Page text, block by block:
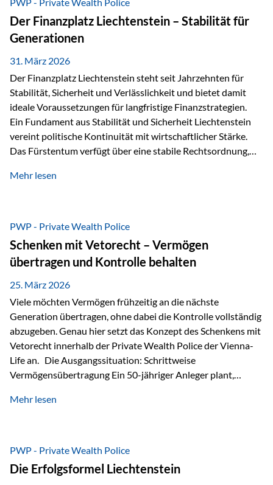
heißt das:Diese Gelder gehören im Konkursfall nicht zur
allgemeinen Konkursmasse, sondern werden ausschließlich
zur Erfüllung…
Der Finanzplatz Liechtenstein – Stabilität für
Generationen
31. März 2026
Der Finanzplatz Liechtenstein steht seit Jahrzehnten für
Stabilität, Sicherheit und Verlässlichkeit und bietet damit
ideale Voraussetzungen für langfristige Finanzstrategien.
Ein Fundament aus Stabilität und Sicherheit Liechtenstein
vereint politische Kontinuität mit wirtschaftlicher Stärke.
Das Fürstentum verfügt über eine stabile Rechtsordnung,
monarchischen Elementen basiert. Diese Struktur schafft
und Unternehmen. Ein wesentliches Merkmal ist die
Staatsfinanzierung: Liechtenstein weist keine
Staatsschulden auf, und der Schutz der wirtschaftlichen
Interessen der Bevölkerung ist in der Verfassung verankert.
Besonders hervorzuheben ist hierbei Artikel 14 der
liechtensteinischen Verfassung. Darin…
Mehr lesen
PWP - Private Wealth Police
Schenken mit Vetorecht – Vermögen
übertragen und Kontrolle behalten
25. März 2026
Viele möchten Vermögen frühzeitig an die nächste
Generation übertragen, ohne dabei die Kontrolle vollständig
abzugeben. Genau hier setzt das Konzept des Schenkens mit
Vetorecht innerhalb der Private Wealth Police der Vienna-
Life an. Die Ausgangssituation: Schrittweise
Vermögensübertragung Ein 50-jähriger Anleger plant,
der steuerliche Freibetrag optimal genutzt werden, sondern
strukturierte, langfristige Vermögensübertragung, ohne die
Kontrolle vollständig aus der Hand zu geben. Die Lösung:
Abschmelzung mit Vetorecht Die Umsetzung erfolgt über die
Mehr lesen
PWP - Private Wealth Police
Die Erfolgsformel Liechtenstein